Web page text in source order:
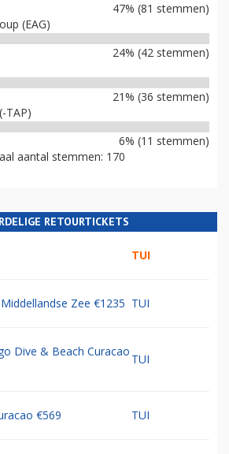
47% (81 stemmen)
(EAG)
24% (42 stemmen)
21% (36 stemmen)
TAP)
6% (11 stemmen)
aantal stemmen: 170
RETOURTICKETS
TUI
Zee €1235 TUI
Dive & Beach Curacao
TUI
€569 TUI